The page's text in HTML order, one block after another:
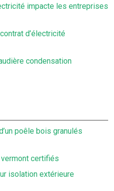
impacte les entreprises
d’électricité
condensation
poêle bois granulés
certifiés
isolation extérieure